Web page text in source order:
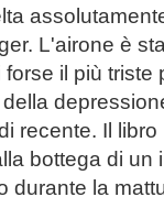
L'airone è
il più
recente. Il
bottega di un
durante la